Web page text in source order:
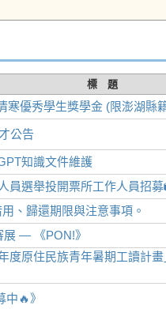
標 題
寒優秀學生獎學金 (限澎湖
公告
知識文件維護
員選舉投開票所工作人員招
、歸還期限與注意事項。
— 《PON!》
度原住民族青年暑期工讀計
🔥》